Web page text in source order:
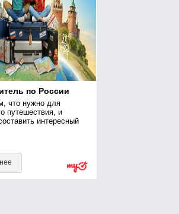
по России
что нужно для
путешествия, и
интересный